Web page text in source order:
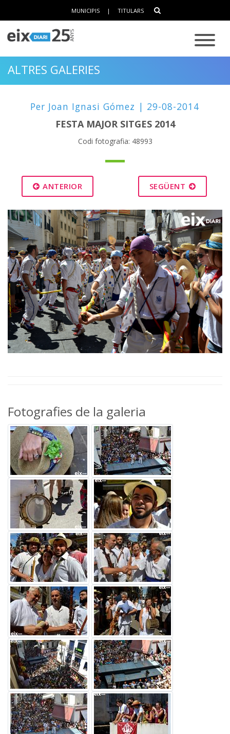
MUNICIPIS | TITULARS
ALTRES GALERIES
Per Joan Ignasi Gómez | 29-08-2014
FESTA MAJOR SITGES 2014
Codi fotografia: 48993
ANTERIOR SEGÜENT
Fotografies de la galeria